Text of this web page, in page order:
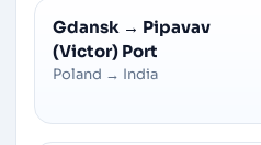
Gdansk → Pipavav
(Victor) Port
Poland → India